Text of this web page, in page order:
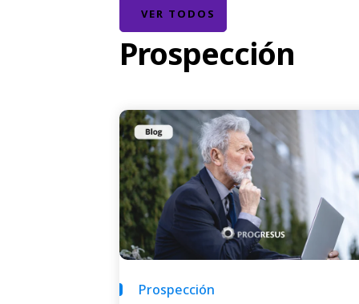
VER TODOS
Prospección
Prospección